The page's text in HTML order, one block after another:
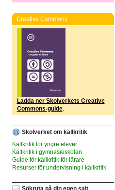
Creative Commons
Ladda ner Skolverkets Creative
Commons-guide.
Skolverket om källkritik
Källkritik för yngre elever
Källkritik i gymnasieskolan
Guide för källkritik för lärare
Resurser för undervisning i källkritik
Sökruta på din egen sajt